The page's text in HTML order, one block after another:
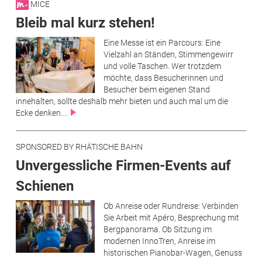
MICE
Bleib mal kurz stehen!
Eine Messe ist ein Parcours: Eine
Vielzahl an Ständen, Stimmengewirr
und volle Taschen. Wer trotzdem
möchte, dass Besucherinnen und
Besucher beim eigenen Stand
innehalten, sollte deshalb mehr bieten und auch mal um die
Ecke denken....
SPONSORED BY RHÄTISCHE BAHN
Unvergessliche Firmen-Events auf
Schienen
Ob Anreise oder Rundreise: Verbinden
Sie Arbeit mit Apéro, Besprechung mit
Bergpanorama. Ob Sitzung im
modernen InnoTren, Anreise im
historischen Pianobar-Wagen, Genuss